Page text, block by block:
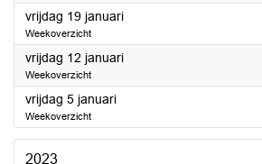
vrijdag 19 januari2024
Weekoverzicht
vrijdag 12 januari2024
Weekoverzicht
vrijdag 5 januari2024
Weekoverzicht
2023